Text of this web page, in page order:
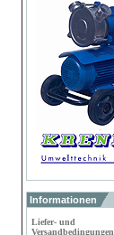
Informationen
Liefer- und
Versandbedingungen